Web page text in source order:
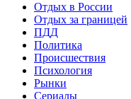
Отдых в России
Отдых за границей
ПДД
Политика
Происшествия
Психология
Рынки
Сериалы